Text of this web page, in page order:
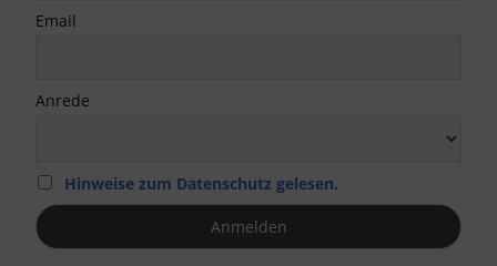
Email
Anrede
Hinweise zum Datenschutz gelesen.